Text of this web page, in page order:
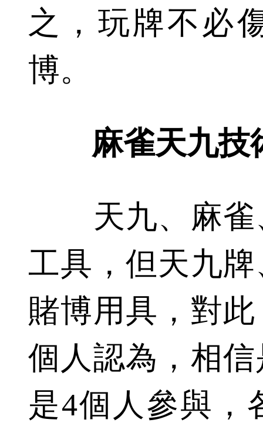
之，玩牌不必
博。
麻雀天九技
天九、麻雀
工具，但天九
賭博用具，對
個人認為，相
是4個人參與，